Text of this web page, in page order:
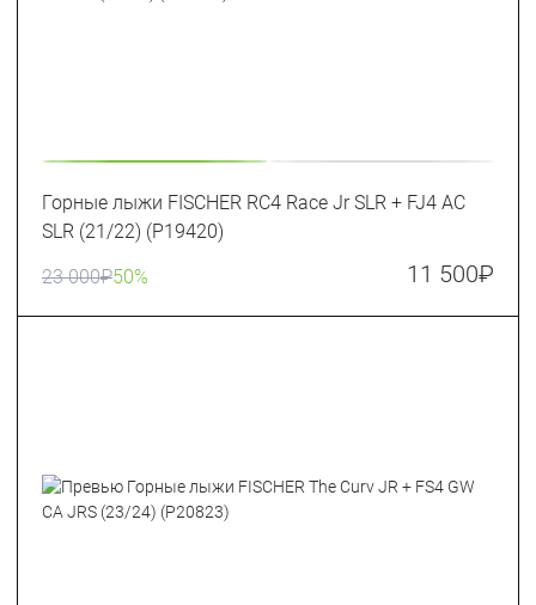
Горные лыжи FISCHER RC4 Race Jr SLR + FJ4 AC
SLR (21/22) (P19420)
23 000₽50% 11 500₽